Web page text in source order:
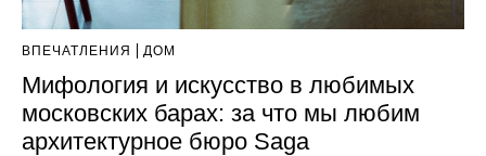
ВПЕЧАТЛЕНИЯ ДОМ
Мифология и искусство в любимых
московских барах: за что мы любим
архитектурное бюро Saga